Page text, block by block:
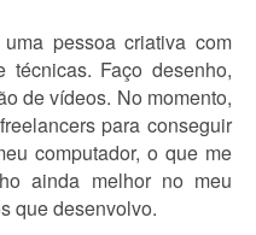
pessoa criativa com
técnicas. Faço desenho,
de vídeos. No momento,
para conseguir
computador, o que me
ainda melhor no meu
que desenvolvo.